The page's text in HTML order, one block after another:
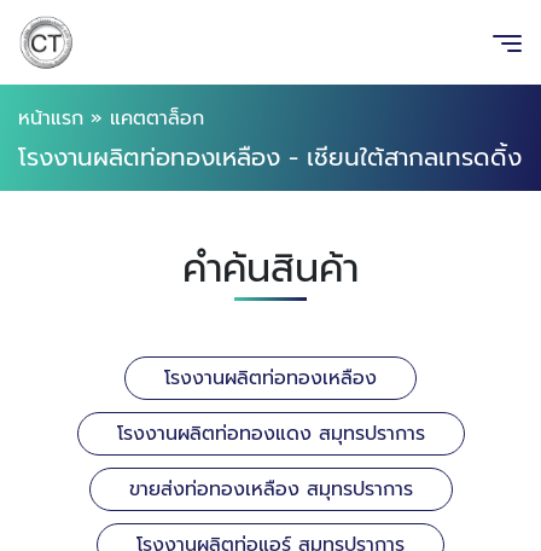
หน้าแรก » แคตตาล็อก
โรงงานผลิตท่อทองเหลือง - เชียนใต้สากลเทรดดิ้ง
คำค้นสินค้า
โรงงานผลิตท่อทองเหลือง
โรงงานผลิตท่อทองแดง สมุทรปราการ
ขายส่งท่อทองเหลือง สมุทรปราการ
โรงงานผลิตท่อแอร์ สมุทรปราการ